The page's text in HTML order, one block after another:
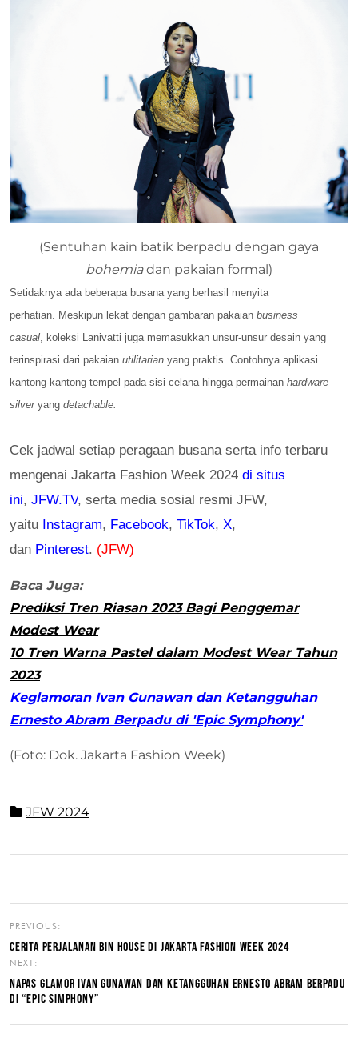
(Sentuhan kain batik berpadu dengan gaya
bohemiadan pakaian formal)
Setidaknya ada beberapa busana yang berhasil menyita
perhatian. Meskipun lekat dengan gambaran pakaian business
casual koleksi Lanivatti juga memasukkan unsur-unsur desain yang
terinspirasi dari pakaian utilitarian yang praktis. Contohnya aplikasi
kantong-kantong tempel pada sisi celana hingga permainan hardware
silver yang detachable.
Cek jadwal setiap peragaan busana serta info terbaru
mengenai Jakarta Fashion Week 2024 di situs
ini, JFW.TV, serta media sosial resmi JFW,
yaitu Instagram, Facebook, TikTok, X,
dan Pinterest. (JFW)
Baca Juga:
Prediksi Tren Riasan 2023 Bagi Penggemar
Modest Wear
10 Tren Warna Pastel dalam Modest Wear Tahun
2023
Keglamoran Ivan Gunawan dan Ketangguhan
Ernesto Abram Berpadu di 'Epic Symphony'
(Foto: Dok. Jakarta Fashion Week)
JFW 2024
PREVIOUS:
CERITA PERJALANAN BIN HOUSE DI JAKARTA FASHION WEEK 2024
NEXT:
NAPAS GLAMOR IVAN GUNAWAN DAN KETANGGUHAN ERNESTO ABRAM BERPADU
DI “EPIC SIMPHONY”